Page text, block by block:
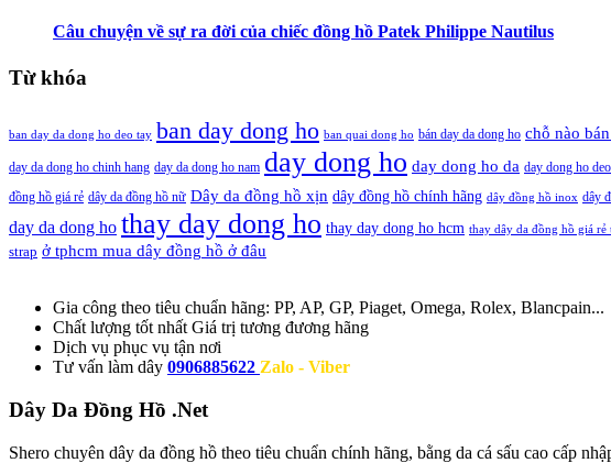
Câu chuyện về sự ra đời của chiếc đồng hồ Patek Philippe Nautilus
Từ khóa
ban day da dong ho deo tay ban day dong ho ban quai dong ho bán day da dong ho chỗ nào
day da dong ho chinh hang day da dong ho nam day dong ho day dong ho da day dong ho
đồng hồ giá rẻ dây da đồng hồ nữ Dây da đồng hồ xịn dây đồng hồ chính hãng dây đồng hồ inox dây
day da dong ho thay day dong ho thay day dong ho hcm thay dây da đồng hồ giá rẻ
strap ở tphcm mua dây đồng hồ ở đâu
Gia công theo tiêu chuẩn hãng: PP, AP, GP, Piaget, Omega, Rolex, Blancpain...
Chất lượng tốt nhất Giá trị tương đương hãng
Dịch vụ phục vụ tận nơi
Tư vấn làm dây 0906885622 Zalo - Viber
Dây Da Đồng Hồ .Net
Shero chuyên dây da đồng hồ theo tiêu chuẩn chính hãng, bằng da cá sấu cao cấp